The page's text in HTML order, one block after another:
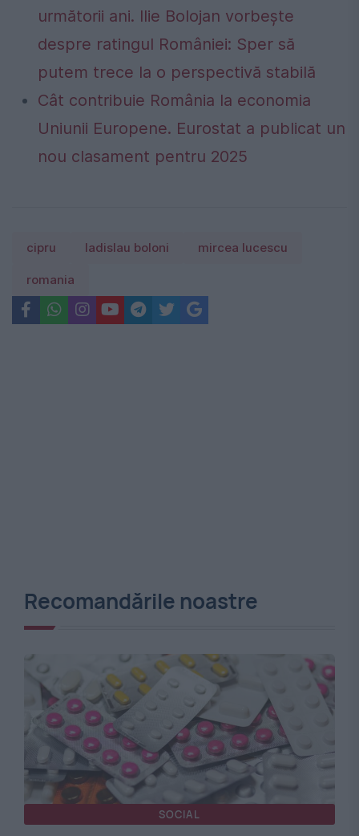
următorii ani. Ilie Bolojan vorbește
despre ratingul României: Sper să
putem trece la o perspectivă stabilă
Cât contribuie România la economia
Uniunii Europene. Eurostat a publicat un
nou clasament pentru 2025
cipru ladislau boloni mircea lucescu
romania
Recomandările noastre
SOCIAL